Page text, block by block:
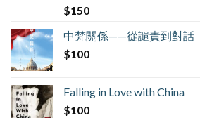
$150
中梵關係——從譴責到對話
$100
Falling in Love with China
$100